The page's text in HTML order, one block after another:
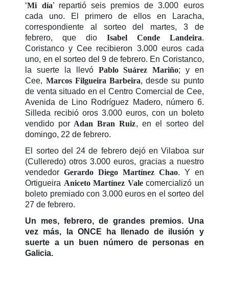
‘Mi día’ repartió seis premios de 3.000 euros
cada uno. El primero de ellos en Laracha,
correspondiente al sorteo del martes, 3 de
febrero, que dio Isabel Conde Landeira.
Coristanco y Cee recibieron 3.000 euros cada
uno, en el sorteo del 9 de febrero. En Coristanco,
la suerte la llevó Pablo Suárez Mariño; y en
Cee, Marcos Filgueira Barbeira, desde su punto
de venta situado en el Centro Comercial de Cee,
Avenida de Lino Rodríguez Madero, número 6.
Silleda recibió oros 3.000 euros, con un boleto
vendido por Adan Bran Ruiz, en el sorteo del
domingo, 22 de febrero.
El sorteo del 24 de febrero dejó en Vilaboa sur
(Culleredo) otros 3.000 euros, gracias a nuestro
vendedorGerardo Diego Martínez Chao. Y en
Ortigueira Aniceto Martínez Valecomercializó un
boleto premiado con 3.000 euros en el sorteo del
27 de febrero.
Un mes, febrero, de grandes premios. Una
vez más, la ONCE ha llenado de ilusión y
suerte a un buen número de personas en
Galicia.